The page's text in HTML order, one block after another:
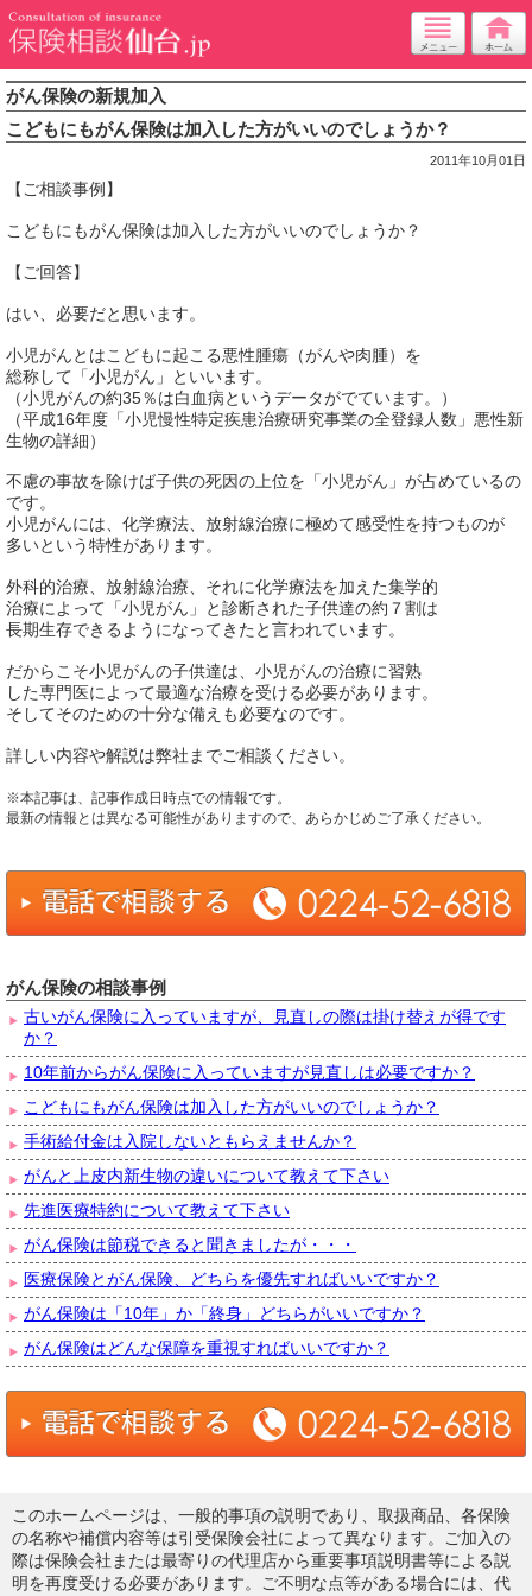
がん保険の新規加入
こどもにもがん保険は加入した方がいいのでしょうか？
2011年10月01日
【ご相談事例】
こどもにもがん保険は加入した方がいいのでしょうか？
【ご回答】
はい、必要だと思います。
小児がんとはこどもに起こる悪性腫瘍（がんや肉腫）を
総称して「小児がん」といいます。
（小児がんの約35％は白血病というデータがでています。）
（平成16年度「小児慢性特定疾患治療研究事業の全登録人数」悪性新
生物の詳細）
不慮の事故を除けば子供の死因の上位を「小児がん」が占めているの
です。
小児がんには、化学療法、放射線治療に極めて感受性を持つものが
多いという特性があります。
外科的治療、放射線治療、それに化学療法を加えた集学的
治療によって「小児がん」と診断された子供達の約７割は
長期生存できるようになってきたと言われています。
だからこそ小児がんの子供達は、小児がんの治療に習熟
した専門医によって最適な治療を受ける必要があります。
そしてそのための十分な備えも必要なのです。
詳しい内容や解説は弊社までご相談ください。
※本記事は、記事作成日時点での情報です。
最新の情報とは異なる可能性がありますので、あらかじめご了承ください。
がん保険の相談事例
古いがん保険に入っていますが、見直しの際は掛け替えが得です
か？
10年前からがん保険に入っていますが見直しは必要ですか？
こどもにもがん保険は加入した方がいいのでしょうか？
手術給付金は入院しないともらえませんか？
がんと上皮内新生物の違いについて教えて下さい
先進医療特約について教えて下さい
がん保険は節税できると聞きましたが・・・
医療保険とがん保険、どちらを優先すればいいですか？
がん保険は「10年」か「終身」どちらがいいですか？
がん保険はどんな保障を重視すればいいですか？
このホームページは、一般的事項の説明であり、取扱商品、各保険
の名称や補償内容等は引受保険会社によって異なります。ご加入の
際は保険会社または最寄りの代理店から重要事項説明書等による説
明を再度受ける必要があります。ご不明な点等がある場合には、代